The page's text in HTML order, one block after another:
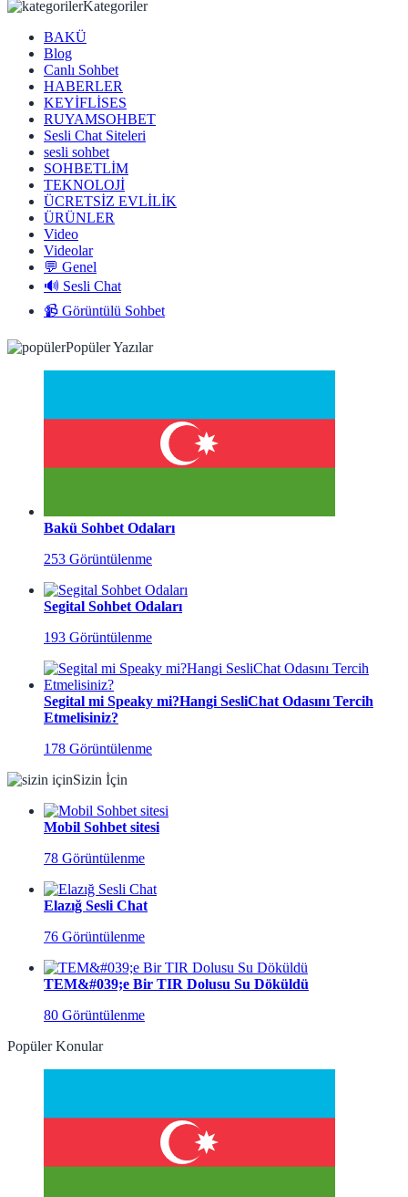
Kategoriler
BAKÜ
Blog
Canlı Sohbet
HABERLER
KEYİFLİSES
RUYAMSOHBET
Sesli Chat Siteleri
sesli sohbet
SOHBETLİM
TEKNOLOJİ
ÜCRETSİZ EVLİLİK
ÜRÜNLER
Video
Videolar
💬 Genel
🔊 Sesli Chat
📹 Görüntülü Sohbet
Popüler Yazılar
Bakü Sohbet Odaları
253 Görüntülenme
Segital Sohbet Odaları
193 Görüntülenme
Segital mi Speaky mi?Hangi SesliChat Odasını Tercih
Etmelisiniz?
178 Görüntülenme
Sizin İçin
Mobil Sohbet sitesi
78 Görüntülenme
Elazığ Sesli Chat
76 Görüntülenme
TEM&#039;e Bir TIR Dolusu Su Döküldü
80 Görüntülenme
Popüler Konular